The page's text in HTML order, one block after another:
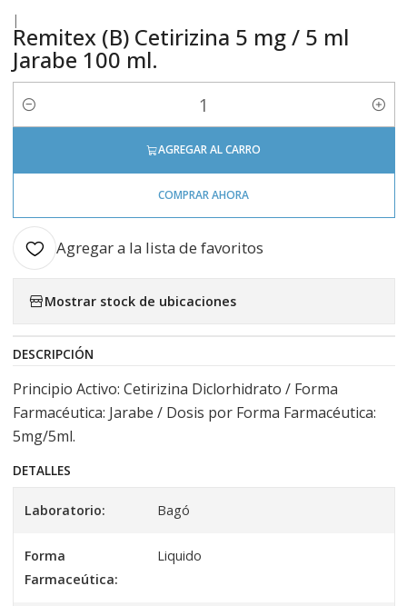
|
Remitex (B) Cetirizina 5 mg / 5 ml
Jarabe 100 ml.
Cantidad
AGREGAR AL CARRO
COMPRAR AHORA
Agregar a la lista de favoritos
Mostrar stock de ubicaciones
DESCRIPCIÓN
Principio Activo: Cetirizina Diclorhidrato / Forma
Farmacéutica: Jarabe / Dosis por Forma Farmacéutica:
5mg/5ml.
DETALLES
Laboratorio: Bagó
Forma
Farmaceútica:
Liquido